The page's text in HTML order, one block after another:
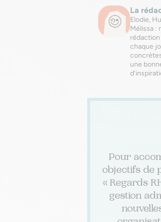
La
Elodie,
Mélissa :
chaque
une
Pour
objectifs de
« Regards
gestion